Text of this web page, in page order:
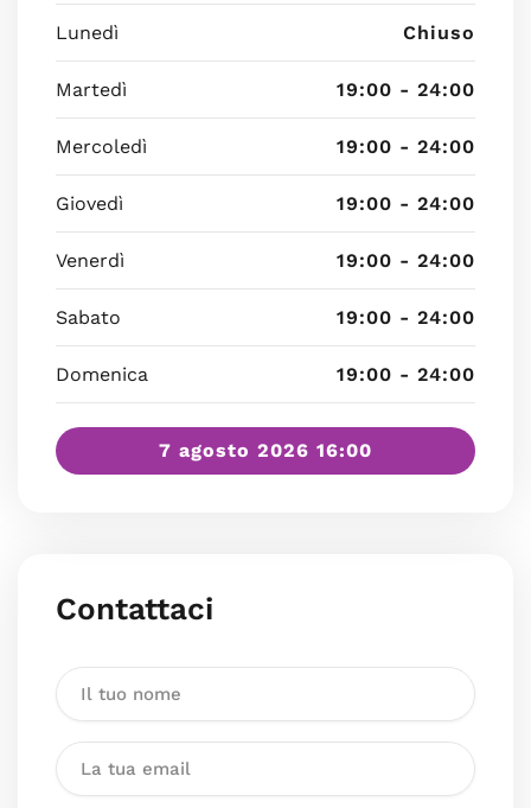
Lunedì Chiuso
Martedì 19:00 - 24:00
Mercoledì 19:00 - 24:00
Giovedì 19:00 - 24:00
Venerdì 19:00 - 24:00
Sabato 19:00 - 24:00
Domenica 19:00 - 24:00
7 agosto 2026 16:00
Contattaci